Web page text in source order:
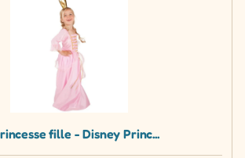
fille - Disney Princ...